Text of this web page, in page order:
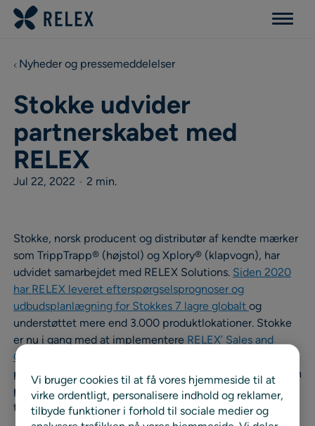
Menu
Nyheder og pressemeddelelser
Stokke udvider
partnerskabet med
RELEX
Jul 22, 2022 • 2 min.
Stokke, norsk producent og distributør af kendte mærker
som TrippTrapp® (højstol) og Xplory® (klapvogn), har
udvidet samarbejdet med RELEX Solutions. Siden 2020
har RELEX leveret efterspørgselsprognoser og
udbudsplanlægning for Stokkes 7 lagre globalt og
understøttet mere end 3.000 produktlokationer. Stokke
er nu i gang med at implementere RELEX’ Sales and
Operations Planning (S&OP)-løsning
planlægning på mellemlang og lang sigt, øge synligheden
på tværs af sine afdelinger og hjælpe med at definere én
tværfunktionel forretningsplan.
Vi bruger cookies til at få vores hjemmeside til at
virke ordentligt, personalisere indhold og reklamer,
tilbyde funktioner i forhold til sociale medier og